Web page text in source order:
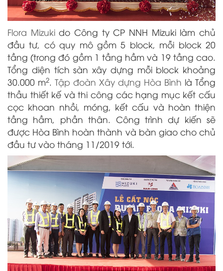
Flora Mizukido Công ty CP NNH Mizuki làm chủ
đầu tư, có quy mô gồm 5 block, mỗi block 20
tầng (trong đó gồm 1 tầng hầm và 19 tầng cao.
Tổng diện tích sàn xây dựng mỗi block khoảng
30.000 m2. Tập đoàn Xây dựng Hòa Bình là Tổng
thầu thiết kế và thi công các hạng mục kết cấu
cọc khoan nhồi, móng, kết cấu và hoàn thiện
tầng hầm, phần thân. Công trình dự kiến sẽ
được Hòa Bình hoàn thành và bàn giao cho chủ
đầu tư vào tháng 11/2019 tới.